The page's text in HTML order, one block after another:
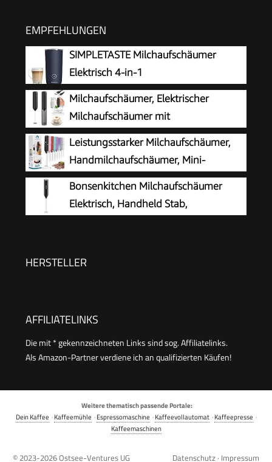
EMPFEHLUNGEN
SIMPLETASTE Milchaufschäumer
Elektrisch 4-in-1
Milchaufschäumer, Elektrischer
Milchaufschäumer mit
Aufbewahrungsrohr, Tragbarer
Handaufschäumer mit 14.000 U/min, Mini Mixer
für Matcha Latte, Cappuccino,
Küchenaccessoires
Leistungsstarker Milchaufschäumer,
Handmilchaufschäumer, Mini-
Schneebesen-Getränkemischer für
Kaffee, Cappuccino, Latte, Matcha, heiße
Schokolade, mit Ständer, Schwarz
Bonsenkitchen Milchaufschäumer
Elektrisch, Handheld Stab,
HERSTELLER
AFFILIATELINKS
Die mit * gekennzeichneten Links sind sog. Affiliatelinks.
Als Amazon-Partner verdiene ich an qualifizierten Käufen!
Weitere thematisch passende Portale:
Dein Kaffee ·Kaffeemühle ·Espressomaschine ·Kaffeevollautomat·Kaffeepresse ·
Kaffeemaschinen
© 2023-2026Ostsee-Ventures UG Datenschutz · Impressum